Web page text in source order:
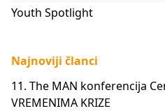
Youth Spotlight
Najnoviji članci
11. The MAN konferencija
VREMENIMA KRIZE